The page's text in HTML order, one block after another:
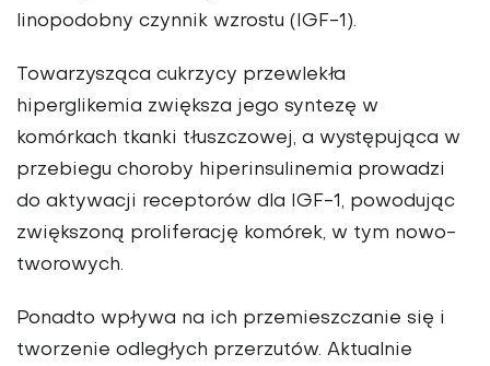
linopodobny czynnik wzrostu (IGF-1).
Towarzysząca cukrzycy przewlekła
hiperglikemia zwiększa jego syntezę w
komórkach tkanki tłuszczowej, a występująca w
prze­biegu choroby hiperinsulinemia prowadzi
do aktywacji receptorów dla IGF-1, powodując
zwiększoną proliferację komórek, w tym nowo­
tworowych.
Ponadto wpływa na ich przemieszczanie się i
tworzenie odległych przerzutów. Aktualnie